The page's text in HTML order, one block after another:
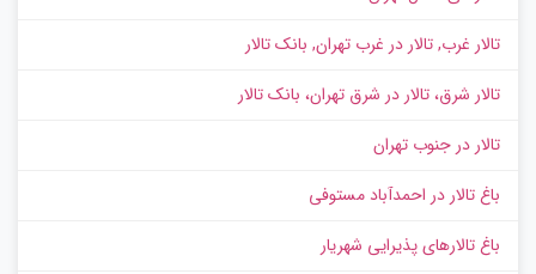
تالار غرب, تالار در غرب تهران, بانک تالار
تالار شرق، تالار در شرق تهران، بانک تالار
تالار در جنوب تهران
باغ تالار در احمدآباد مستوفی
باغ تالارهای پذیرایی شهریار